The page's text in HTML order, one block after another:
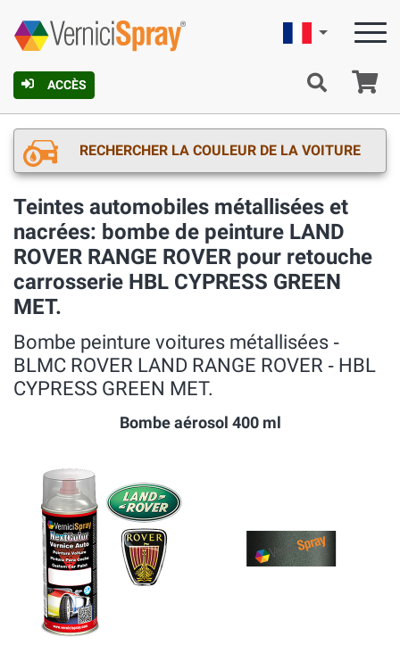
ACCÈS
Française
RECHERCHER LA COULEUR DE LA VOITURE
Teintes automobiles métallisées et
nacrées: bombe de peinture LAND
ROVER RANGE ROVER pour retouche
carrosserie HBL CYPRESS GREEN
MET.
Bombe peinture voitures métallisées ‐
BLMC ROVER LAND RANGE ROVER ‐ HBL
CYPRESS GREEN MET.
Bombe aérosol 400 ml